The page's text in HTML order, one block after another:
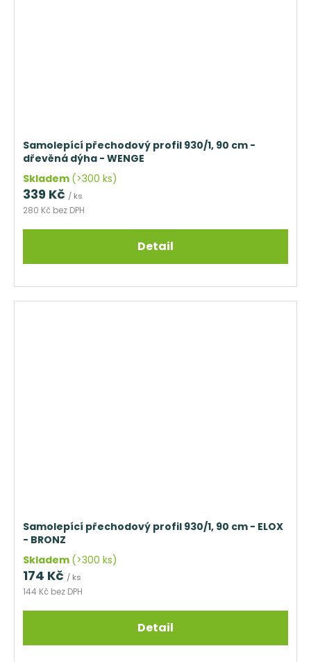
Samolepící přechodový profil 930/1, 90 cm -
dřevěná dýha - WENGE
Skladem (>300 ks)
280 Kč bez DPH
339 Kč / ks
Detail
Samolepící přechodový profil 930/1, 90 cm - ELOX
- BRONZ
Skladem (>300 ks)
144 Kč bez DPH
174 Kč / ks
Detail